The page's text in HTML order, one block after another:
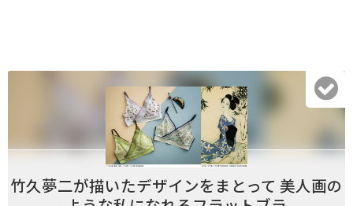
竹久夢二が描いたデザインをまとって 美人画の